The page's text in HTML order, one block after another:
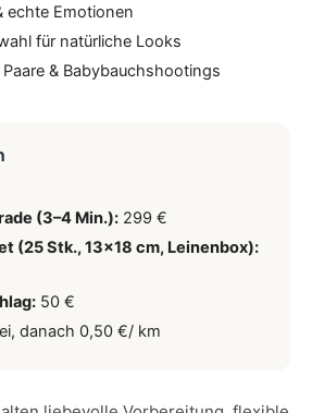
echte Emotionen
für natürliche Looks
& Babybauchshootings
(3–4 Min.): 299 €
(25 Stk., 13×18 cm, Leinenbox):
50 €
danach 0,50 €/ km